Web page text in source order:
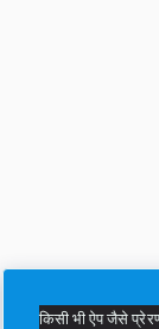
किसी भी ऐप जैसे